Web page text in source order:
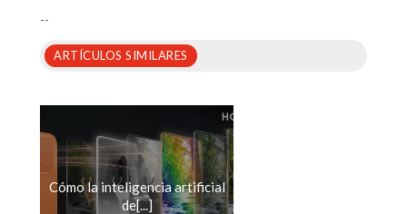
--
ARTÍCULOS SIMILARES
Cómo la inteligencia artificial
de[...]